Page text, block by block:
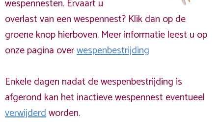
wespennesten. Ervaart u
overlast van een wespennest? Klik dan op de
groene knop hierboven. Meer informatie leest u op
onze pagina overwespenbestrijding
Enkele dagen nadat de wespenbestrijding is
afgerond kan het inactieve wespennest eventueel
verwijderdworden.